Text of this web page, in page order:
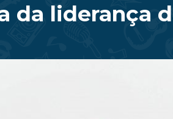
da liderança